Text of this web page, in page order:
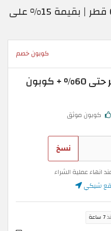
المزيد من كود خصم Chicy قطر | بقيمة 15% على
كوبون خصم
عروض تطبيق شيكي قطر حتى 60% + كوبون
كوبون موثق
نسخ
انهاء عملية الشراء
شيكي
7 ساعة